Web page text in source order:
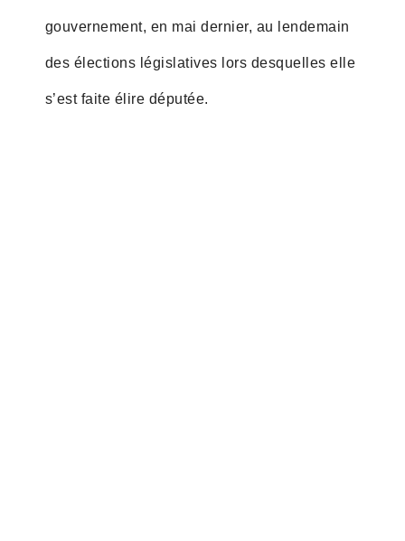
gouvernement, en mai dernier, au lendemain
des élections législatives lors desquelles elle
s’est faite élire députée.